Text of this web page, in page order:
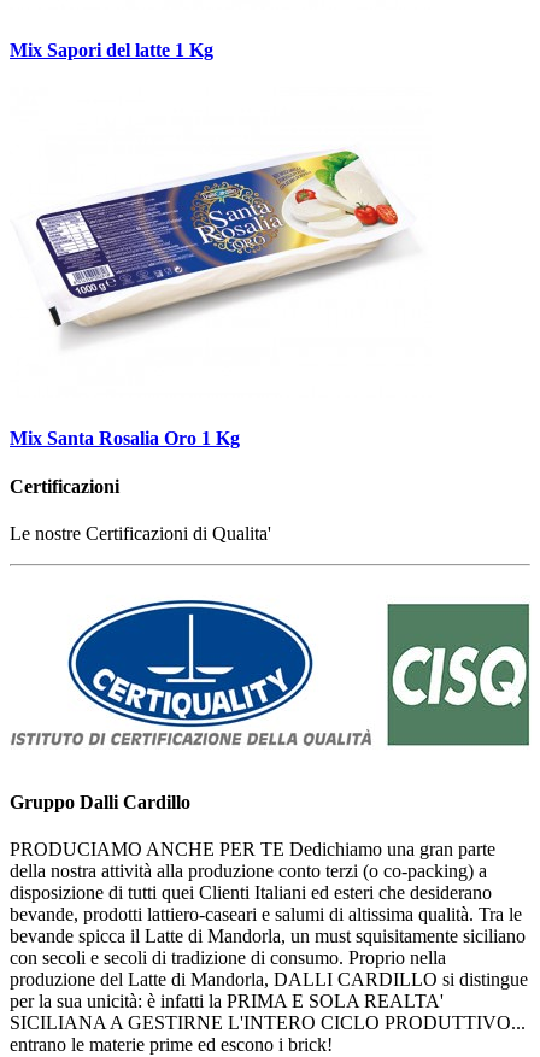
Mix Sapori del latte 1 Kg
Mix Santa Rosalia Oro 1 Kg
Certificazioni
Le nostre Certificazioni di Qualita'
Gruppo Dalli Cardillo
PRODUCIAMO ANCHE PER TE Dedichiamo una gran parte
della nostra attività alla produzione conto terzi (o co-packing) a
disposizione di tutti quei Clienti Italiani ed esteri che desiderano
bevande, prodotti lattiero-caseari e salumi di altissima qualità. Tra le
bevande spicca il Latte di Mandorla, un must squisitamente siciliano
con secoli e secoli di tradizione di consumo. Proprio nella
produzione del Latte di Mandorla, DALLI CARDILLO si distingue
per la sua unicità: è infatti la PRIMA E SOLA REALTA'
SICILIANA A GESTIRNE L'INTERO CICLO PRODUTTIVO...
entrano le materie prime ed escono i brick!